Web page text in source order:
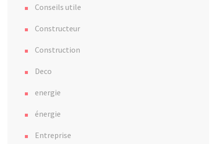
Conseils utile
Constructeur
Construction
Deco
energie
énergie
Entreprise